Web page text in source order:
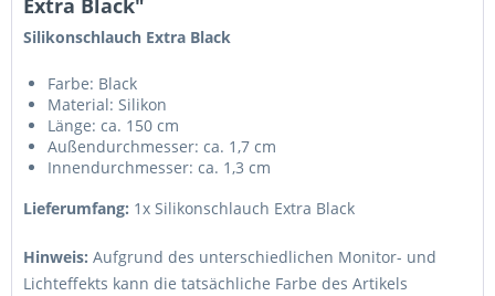
Extra Black"
Silikonschlauch Extra Black
Farbe: Black
Material: Silikon
Länge: ca. 150 cm
Außendurchmesser: ca. 1,7 cm
Innendurchmesser: ca. 1,3 cm
Lieferumfang: 1x Silikonschlauch Extra Black
Hinweis: Aufgrund des unterschiedlichen Monitor- und
Lichteffekts kann die tatsächliche Farbe des Artikels